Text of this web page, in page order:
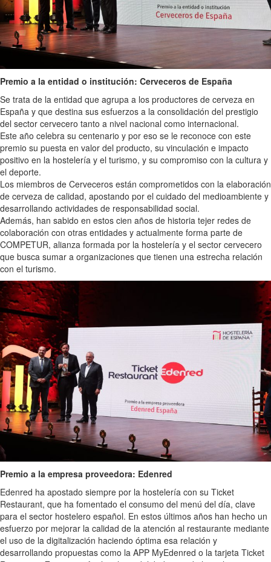
Premio a la entidad o institución: Cerveceros de España
Se trata de la entidad que agrupa a los productores de cerveza en
España y que destina sus esfuerzos a la consolidación del prestigio
del sector cervecero tanto a nivel nacional como internacional.
Este año celebra su centenario y por eso se le reconoce con este
premio su puesta en valor del producto, su vinculación e impacto
positivo en la hostelería y el turismo, y su compromiso con la cultura y
el deporte.
Los miembros de Cerveceros están comprometidos con la elaboración
de cerveza de calidad, apostando por el cuidado del medioambiente y
desarrollando actividades de responsabilidad social.
Además, han sabido en estos cien años de historia tejer redes de
colaboración con otras entidades y actualmente forma parte de
COMPETUR, alianza formada por la hostelería y el sector cervecero
que busca sumar a organizaciones que tienen una estrecha relación
con el turismo.
Premio a la empresa proveedora: Edenred
Edenred ha apostado siempre por la hostelería con su Ticket
Restaurant, que ha fomentado el consumo del menú del día, clave
para el sector hostelero español. En estos últimos años han hecho un
esfuerzo por mejorar la calidad de la atención al restaurante mediante
el uso de la digitalización haciendo óptima esa relación y
desarrollando propuestas como la APP MyEdenred o la tarjeta Ticket